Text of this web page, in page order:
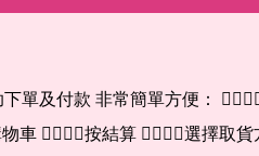
單及付款 非常簡單方便：
👉🏻👉🏻按結算 👉🏻👉🏻選擇取